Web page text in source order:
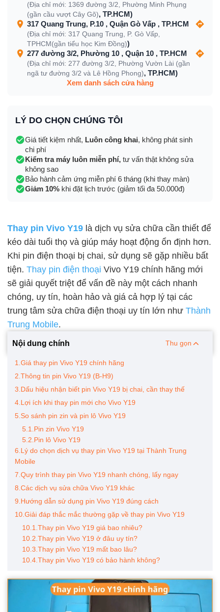
(Địa chỉ mới: 1369 đường 3/2, Phường Minh Phụng
(gần cầu vượt Cây Gõ), TP.HCM)
317 Quang Trung, P.10 , Quận Gò Vấp , TP.HCM
(Địa chỉ mới: 317 Quang Trung, P. Gò Vấp,
TPHCM(gần tiểu học Kim Đồng))
277 đường 3/2, Phường 10 , Quận 10 , TP.HCM
(Địa chỉ mới: 277 đường 3/2, Phường Vườn Lài (gần
ngã tư đường 3/2 và Lê Hồng Phong), TP.HCM)
Xem danh sách cửa hàng
LÝ DO CHỌN CHÚNG TÔI
Giá tiết kiệm nhất, Luôn công khai, không phát sinh
chi phí
Kiểm tra máy luôn miễn phí, tư vấn thật không sửa
không sao
Bảo hành cảm ứng miễn phí 6 tháng (khi thay màn)
Giảm 10% khi đặt lịch trước (giảm tối đa 50.000đ)
Thay pin Vivo Y19 là dịch vụ sửa chữa cần thiết để
kéo dài tuổi thọ và giúp máy hoạt động ổn định hơn.
Khi pin điện thoại bị chai, sử dụng sẽ gặp nhiều bất
tiện. Thay pin điện thoại Vivo Y19 chính hãng mới
sẽ giải quyết triệt để vấn đề này một cách nhanh
chóng, uy tín, hoàn hảo và giá cả hợp lý tại các
trung tâm sửa chữa điện thoại uy tín lớn như Thành
Trung Mobile.
Nội dung chính Thu gọn
1.Giá thay pin Vivo Y19 chính hãng
2.Thông tin pin Vivo Y19 (B-H9)
3.Dấu hiệu nhận biết pin Vivo Y19 bị chai, cần thay thế
4.Lợi ích khi thay pin mới cho Vivo Y19
5.So sánh pin zin và pin lô Vivo Y19
5.1.Pin zin Vivo Y19
5.2.Pin lô Vivo Y19
6.Lý do chọn dịch vụ thay pin Vivo Y19 tại Thành Trung
Mobile
7.Quy trình thay pin Vivo Y19 nhanh chóng, lấy ngay
8.Các dịch vụ sửa chữa Vivo Y19 khác
9.Hướng dẫn sử dụng pin Vivo Y19 đúng cách
10.Giải đáp thắc mắc thường gặp về thay pin Vivo Y19
10.1.Thay pin Vivo Y19 giá bao nhiêu?
10.2.Thay pin Vivo Y19 ở đâu uy tín?
10.3.Thay pin Vivo Y19 mất bao lâu?
10.4.Thay pin Vivo Y19 có bảo hành không?